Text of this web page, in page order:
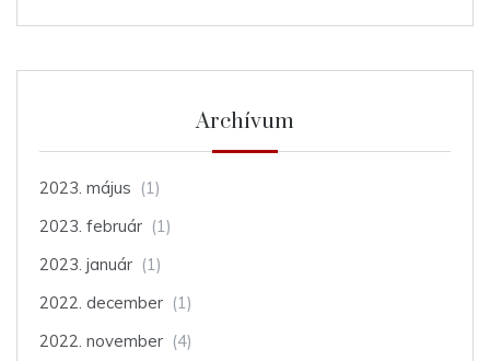
Archívum
2023. május (1)
2023. február (1)
2023. január (1)
2022. december (1)
2022. november (4)